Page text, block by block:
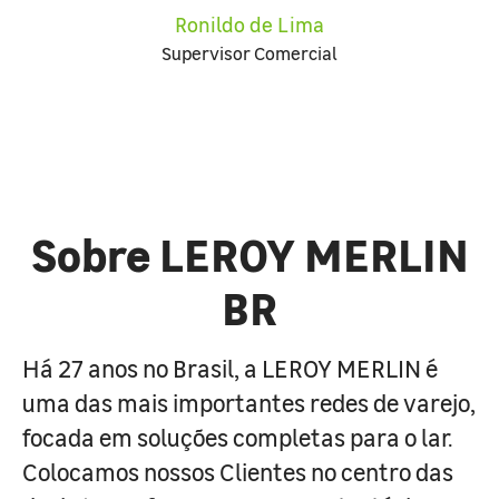
Ronildo de Lima
Supervisor Comercial
Sobre LEROY MERLIN
BR
Há 27 anos no Brasil, a LEROY MERLIN é
uma das mais importantes redes de varejo,
focada em soluções completas para o lar.
Colocamos nossos Clientes no centro das